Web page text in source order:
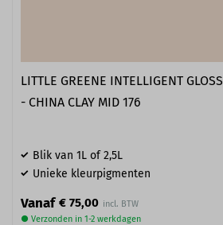
LITTLE GREENE INTELLIGENT GLOSS
- CHINA CLAY MID 176
Blik van 1L of 2,5L
Unieke kleurpigmenten
Vanaf € 75,00
● Verzonden in 1-2 werkdagen